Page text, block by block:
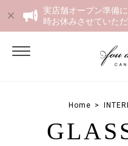
実店舗オープン準備
時お休みさせていただ
Home